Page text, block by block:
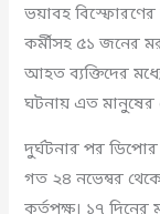
ভয়াবহ বিস্ফোরণের
কর্মীসহ ৫১ জনের
আহত ব্যক্তিদের
ঘটনায় এত মানুষের
দুর্ঘটনার পর ডিপোর
গত ২৪ নভেম্বর